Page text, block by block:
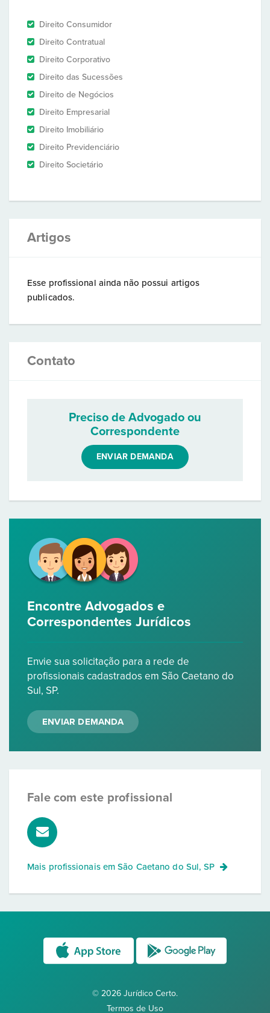
Direito Consumidor
Direito Contratual
Direito Corporativo
Direito das Sucessões
Direito de Negócios
Direito Empresarial
Direito Imobiliário
Direito Previdenciário
Direito Societário
Artigos
Esse profissional ainda não possui artigos
publicados.
Contato
Preciso de Advogado ou
Correspondente
ENVIAR DEMANDA
Encontre Advogados e
Correspondentes Jurídicos
Envie sua solicitação para a rede de
profissionais cadastrados em São Caetano do
Sul, SP.
ENVIAR DEMANDA
Fale com este profissional
Mais profissionais emSão Caetano do Sul, SP
© 2026 Jurídico Certo.
Termos de Uso